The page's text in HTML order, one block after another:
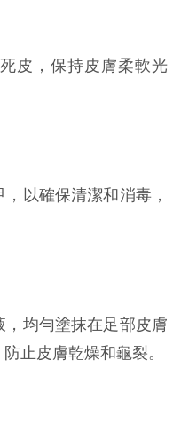
皮，保持皮膚柔軟光
以確保清潔和消毒，
均勻塗抹在足部皮膚
止皮膚乾燥和龜裂。